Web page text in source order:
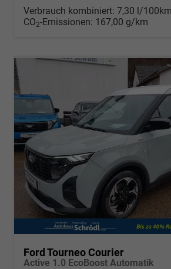
Verbrauch kombiniert: 7,30 l/100km
CO2-Emissionen: 167,00 g/km
Ford Tourneo Courier
Active 1.0 EcoBoost Automatik